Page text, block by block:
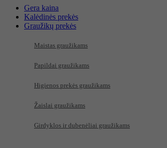
Gera kaina
Kalėdinės prekės
Graužikų prekės
Maistas graužikams
Papildai graužikams
Higienos prekės graužikams
Žaislai graužikams
Girdyklos ir dubenėliai graužikams